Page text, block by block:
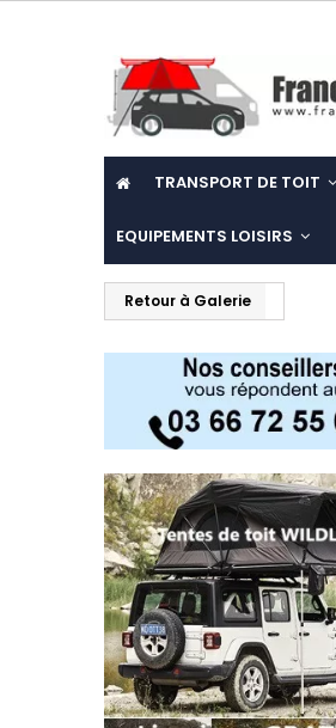
TRANSPORT DE TOIT
EQUIPEMENTS LOISIRS
Retour à Galerie